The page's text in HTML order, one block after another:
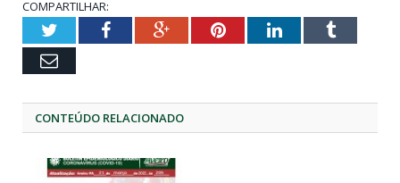
COMPARTILHAR:
TwitterFacebookGoogle+PinterestLinkedInTumblr
Email
CONTEÚDO RELACIONADO